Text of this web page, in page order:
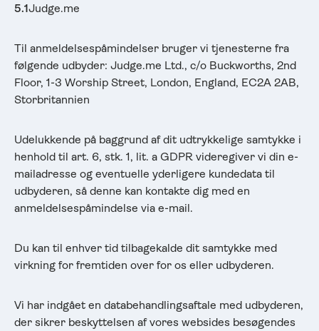
5.1Judge.me
Til anmeldelsespåmindelser bruger vi tjenesterne fra
følgende udbyder: Judge.me Ltd., c/o Buckworths, 2nd
Floor, 1-3 Worship Street, London, England, EC2A 2AB,
Storbritannien
Udelukkende på baggrund af dit udtrykkelige samtykke i
henhold til art. 6, stk. 1, lit. a GDPR videregiver vi din e-
mailadresse og eventuelle yderligere kundedata til
udbyderen, så denne kan kontakte dig med en
anmeldelsespåmindelse via e-mail.
Du kan til enhver tid tilbagekalde dit samtykke med
virkning for fremtiden over for os eller udbyderen.
Vi har indgået en databehandlingsaftale med udbyderen,
der sikrer beskyttelsen af vores websides besøgendes